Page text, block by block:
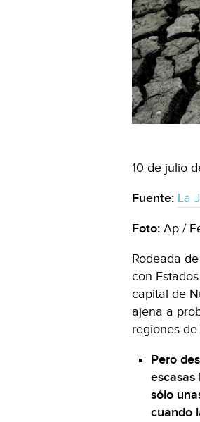
10 de julio
Fuente: La
Foto: Ap /
Rodeada
con
capital de
ajena a
regiones
Pero
sólo
cuando